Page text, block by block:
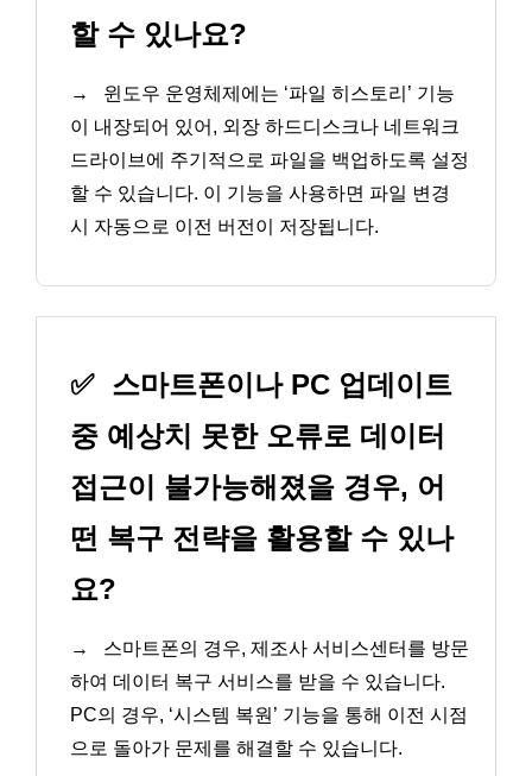
할 수 있나요?
→
윈도우 운영체제에는 ‘파일 히스토리’ 기능
이 내장되어 있어, 외장 하드디스크나 네트워크
드라이브에 주기적으로 파일을 백업하도록 설정
할 수 있습니다. 이 기능을 사용하면 파일 변경
시 자동으로 이전 버전이 저장됩니다.
✅ 스마트폰이나 PC 업데이트
중 예상치 못한 오류로 데이터
접근이 불가능해졌을 경우, 어
떤 복구 전략을 활용할 수 있나
요?
→
스마트폰의 경우, 제조사 서비스센터를 방문
하여 데이터 복구 서비스를 받을 수 있습니다.
PC의 경우, ‘시스템 복원’ 기능을 통해 이전 시점
으로 돌아가 문제를 해결할 수 있습니다.